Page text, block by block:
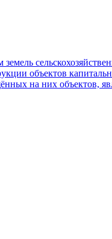
объектов
на них объектов,